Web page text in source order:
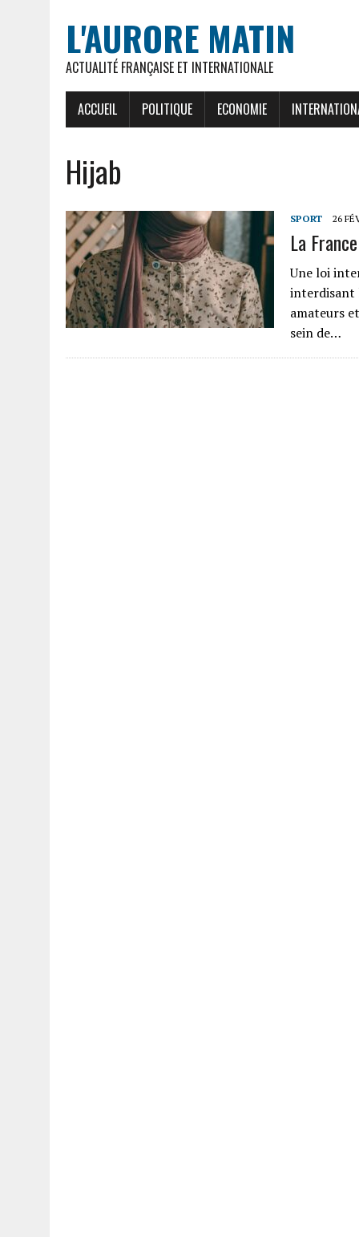
L'AURORE MATIN
ACTUALITÉ FRANÇAISE ET INTERNATIONALE
ACCUEIL POLITIQUE ECONOMIE
Hijab
SPORT 26
La
Une loi
interdisant
amateurs
sein de…